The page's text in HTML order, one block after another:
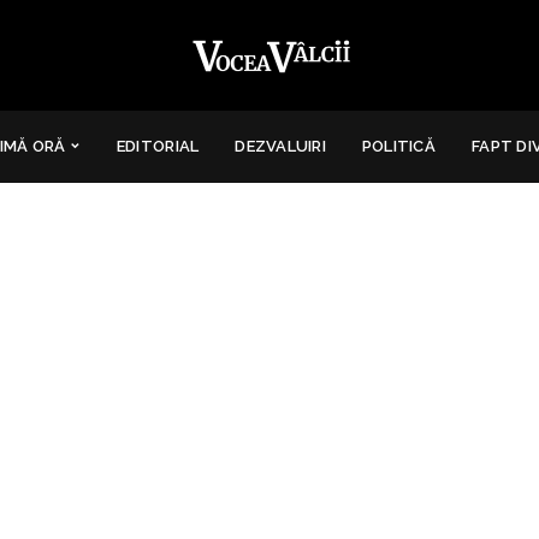
ORĂ EDITORIAL DEZVALUIRI POLITICĂ FAPT